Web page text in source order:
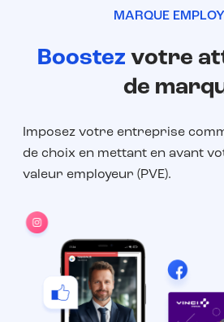
MARQUE
Boostez votre
de
Imposez votre entreprise
de choix en mettant en avant
valeur employeur (PVE).